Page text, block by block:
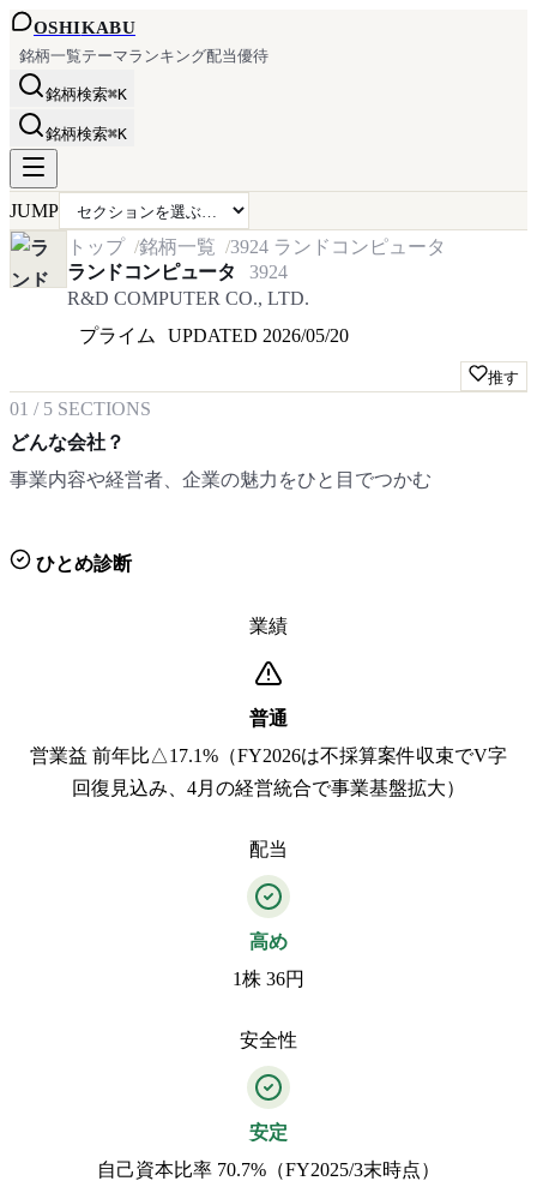
OSHIKABU
銘柄一覧テーマランキング配当優待
銘柄検索⌘K
銘柄検索⌘K
JUMP
トップ
銘柄一覧 3924 ランドコンピュータ
ランドコンピュータ
3924
R&D COMPUTER CO., LTD.
プライム
UPDATED 2026/05/20
推す
01 / 5 SECTIONS
どんな会社？
事業内容や経営者、企業の魅力をひと目でつかむ
ひとめ診断
業績
普通
営業益 前年比△17.1%（FY2026は不採算案件収束でV字
回復見込み、4月の経営統合で事業基盤拡大）
配当
高め
1株 36円
安全性
安定
自己資本比率 70.7%（FY2025/3末時点）